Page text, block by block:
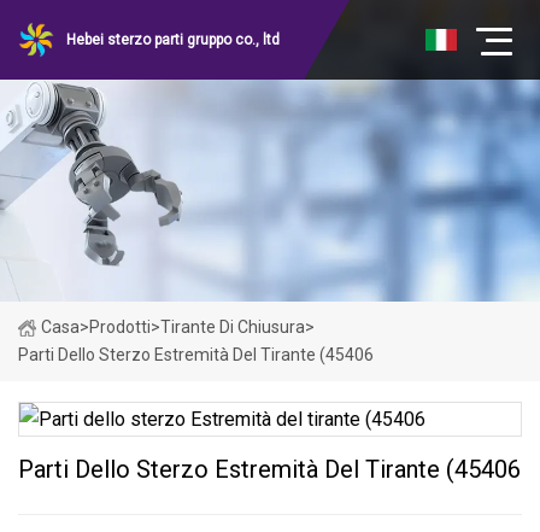
Hebei sterzo parti gruppo co., ltd
Casa>Prodotti>Tirante Di Chiusura>
Parti Dello Sterzo Estremità Del Tirante (45406
Parti Dello Sterzo Estremità Del Tirante (45406